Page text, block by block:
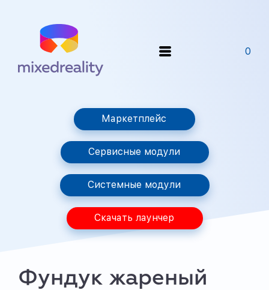
0
Маркетплейс
Сервисные модули
Системные модули
Скачать лаунчер
Фундук жареный